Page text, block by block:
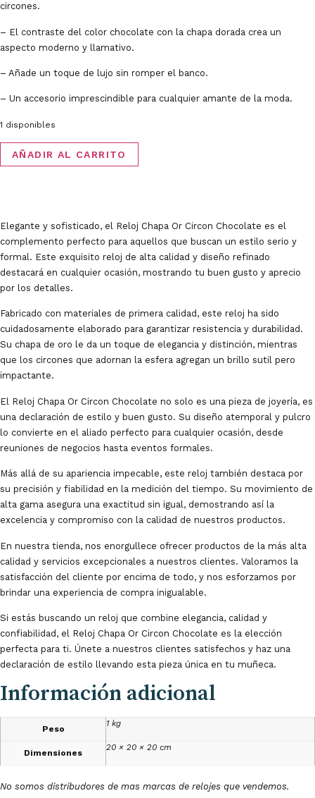
circones.
– El contraste del color chocolate con la chapa dorada crea un
aspecto moderno y llamativo.
– Añade un toque de lujo sin romper el banco.
– Un accesorio imprescindible para cualquier amante de la moda.
1 disponibles
Reloj
chapa
cantidad
AÑADIR AL CARRITO
Elegante y sofisticado, el Reloj Chapa Or Circon Chocolate es el
complemento perfecto para aquellos que buscan un estilo serio y
formal. Este exquisito reloj de alta calidad y diseño refinado
destacará en cualquier ocasión, mostrando tu buen gusto y aprecio
por los detalles.
Fabricado con materiales de primera calidad, este reloj ha sido
cuidadosamente elaborado para garantizar resistencia y durabilidad.
Su chapa de oro le da un toque de elegancia y distinción, mientras
que los circones que adornan la esfera agregan un brillo sutil pero
impactante.
El Reloj Chapa Or Circon Chocolate no solo es una pieza de joyería, es
una declaración de estilo y buen gusto. Su diseño atemporal y pulcro
lo convierte en el aliado perfecto para cualquier ocasión, desde
reuniones de negocios hasta eventos formales.
Más allá de su apariencia impecable, este reloj también destaca por
su precisión y fiabilidad en la medición del tiempo. Su movimiento de
alta gama asegura una exactitud sin igual, demostrando así la
excelencia y compromiso con la calidad de nuestros productos.
En nuestra tienda, nos enorgullece ofrecer productos de la más alta
calidad y servicios excepcionales a nuestros clientes. Valoramos la
satisfacción del cliente por encima de todo, y nos esforzamos por
brindar una experiencia de compra inigualable.
Si estás buscando un reloj que combine elegancia, calidad y
confiabilidad, el Reloj Chapa Or Circon Chocolate es la elección
perfecta para ti. Únete a nuestros clientes satisfechos y haz una
declaración de estilo llevando esta pieza única en tu muñeca.
Información adicional
Peso
1 kg
Dimensiones
20 × 20 × 20 cm
No somos distribudores de mas marcas de relojes que vendemos.